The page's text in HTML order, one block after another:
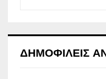
ΔΗΜΟΦΙΛΕΊΣ